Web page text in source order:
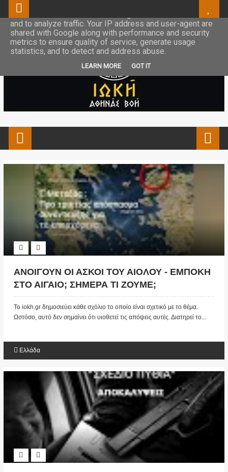
ΑΝΟΙΓΟΥΝ ΟΙ ΑΣΚΟΙ ΤΟΥ ΑΙΟΛΟΥ - ΕΜΠΟΚΗ
ΣΤΟ ΑΙΓΑΙΟ; ΣΗΜΕΡΑ ΤΙ ΖΟΥΜΕ;
ΣΟΚΑΡΙΣΤΙΚΗ ΠΡΟΒΛΕΨΗ ΠΡΙΝ 3 ΧΡΟΝΙΑ...
(ΒΙΝΤΕΟ)
Το iokh.gr δημοσιεύει κάθε σχόλιο το οποίο είναι σχετικό με το θέμα.
Ωστόσο, αυτό δεν σημαίνει ότι υιοθετεί τις απόψεις αυτές. Διατηρεί το...
Ελλάδα
This site uses cookies from Google to deliver its services
and to analyze traffic. Your IP address and user-agent are
shared with Google along with performance and security
metrics to ensure quality of service, generate usage
statistics, and to detect and address abuse.
LEARN MORE GOT IT